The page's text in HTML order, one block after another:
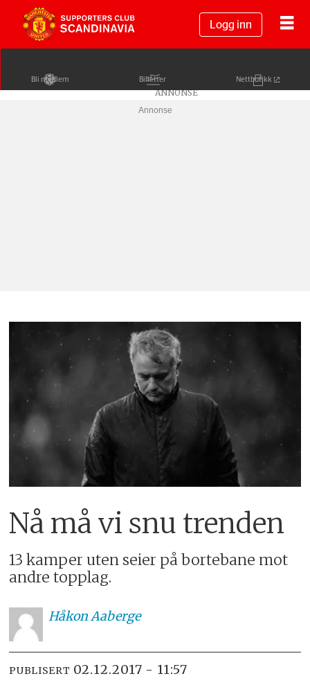
Logg inn
Bli medlem Billetter Nettbutikk
Annonse
Nå må vi snu trenden
13 kamper uten seier på bortebane mot
andre topplag.
HåkonAaberge
PUBLISERT 02.12.2017 - 11:57